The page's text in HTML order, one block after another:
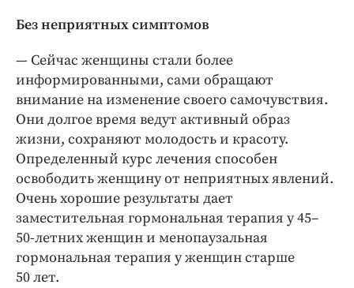
Без неприятных симптомов
— Сейчас женщины стали более
информированными, сами обращают
внимание на изменение своего самочувствия.
Они долгое время ведут активный образ
жизни, сохраняют молодость и красоту.
Определенный курс лечения способен
освободить женщину от неприятных явлений.
Очень хорошие результаты дает
заместительная гормональная терапия у 45–
50‑летних женщин и менопаузальная
гормональная терапия у женщин старше
50 лет.